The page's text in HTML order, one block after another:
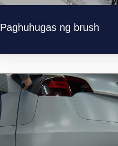
Paghuhugas ng brush